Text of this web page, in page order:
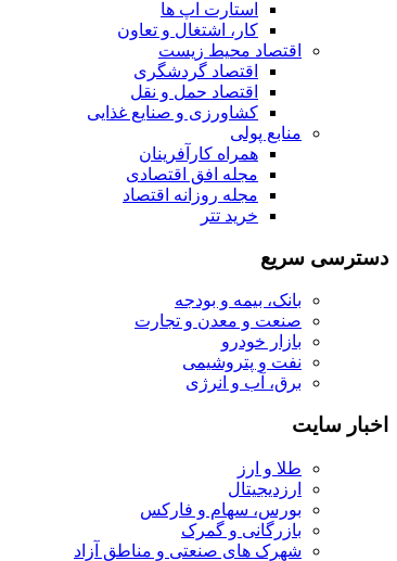
استارت اپ ها
کار، اشتغال و تعاون
اقتصاد محیط زیست
اقتصاد گردشگری
اقتصاد حمل و نقل
کشاورزی و صنایع غذایی
منابع پولی
همراه کارآفرینان
مجله افق اقتصادی
مجله روزانه اقتصاد
خرید تتر
دسترسی سریع
بانک، بیمه و بودجه
صنعت و معدن و تجارت
بازار خودرو
نفت و پتروشیمی
برق، آب و انرژی
اخبار سایت
طلا و ارز
ارزدیجیتال
بورس، سهام و فارکس
بازرگانی و گمرک
شهرک های صنعتی و مناطق آزاد